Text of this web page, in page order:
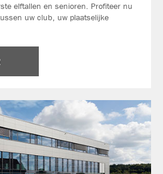
elftallen en senioren. Profiteer nu
uw club, uw plaatselijke